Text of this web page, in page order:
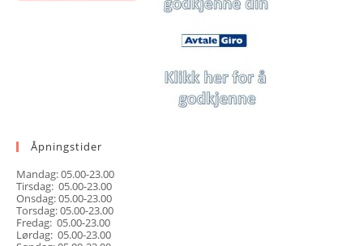
Åpningstider
Mandag: 05.00-23.00
Tirsdag: 05.00-23.00
Onsdag: 05.00-23.00
Torsdag: 05.00-23.00
Fredag: 05.00-23.00
Lørdag: 05.00-23.00